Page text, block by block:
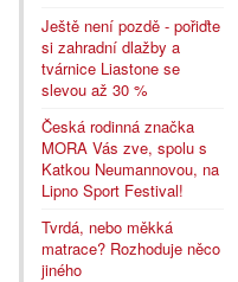
Ještě není pozdě - pořiďte
si zahradní dlažby a
tvárnice Liastone se
slevou až 30 %
Česká rodinná značka
MORA Vás zve, spolu s
Katkou Neumannovou, na
Lipno Sport Festival!
Tvrdá, nebo měkká
matrace? Rozhoduje něco
jiného